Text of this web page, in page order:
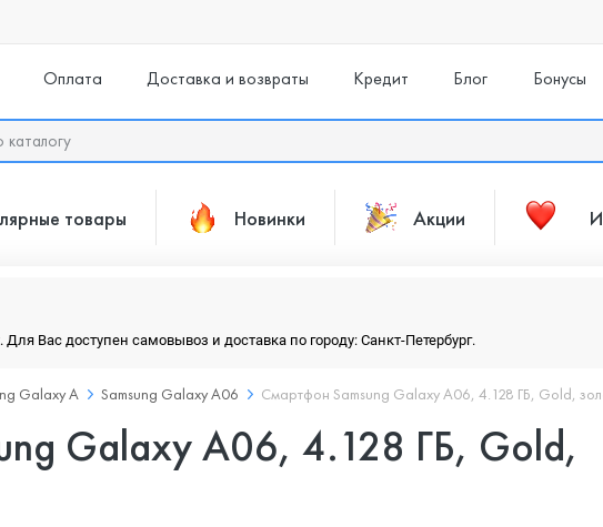
Оплата Доставка и возвраты Кредит Блог Бонусы
товары Новинки Акции
Вас доступен самовывоз и доставка по городу: Санкт-Петербург.
Galaxy A Samsung Galaxy A06 Смартфон Samsung Galaxy A06, 4.128 ГБ, Gold,
Galaxy A06, 4.128 ГБ, Gold,